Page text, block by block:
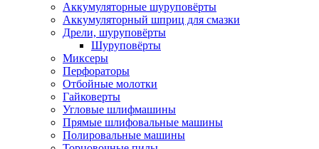
Аккумуляторные шуруповёрты
Аккумуляторный шприц для смазки
Дрели, шуруповёрты
Шуруповёрты
Миксеры
Перфораторы
Отбойные молотки
Гайковерты
Угловые шлифмашины
Прямые шлифовальные машины
Полировальные машины